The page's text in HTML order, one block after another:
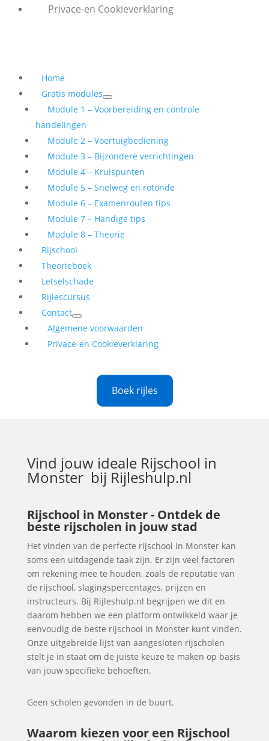
Privace-en Cookieverklaring
Home
Gratis modules
Module 1 – Voorbereiding en controle
handelingen
Module 2 – Voertuigbediening
Module 3 – Bijzondere verrichtingen
Module 4 – Kruispunten
Module 5 – Snelweg en rotonde
Module 6 – Examenrouten tips
Module 7 – Handige tips
Module 8 – Theorie
Rijschool
Theorieboek
Letselschade
Rijlescursus
Contact
Algemene voorwaarden
Privace-en Cookieverklaring
Boek rijles
Vind jouw ideale Rijschool in
Monster bij Rijleshulp.nl
Rijschool in Monster - Ontdek de
beste rijscholen in jouw stad
Het vinden van de perfecte rijschool in Monster kan
soms een uitdagende taak zijn. Er zijn veel factoren
om rekening mee te houden, zoals de reputatie van
de rijschool, slagingspercentages, prijzen en
instructeurs. Bij Rijleshulp.nl begrijpen we dit en
daarom hebben we een platform ontwikkeld waar je
eenvoudig de beste rijschool in Monster kunt vinden.
Onze uitgebreide lijst van aangesloten rijscholen
stelt je in staat om de juiste keuze te maken op basis
van jouw specifieke behoeften.
Geen scholen gevonden in de buurt.
Waarom kiezen voor een Rijschool